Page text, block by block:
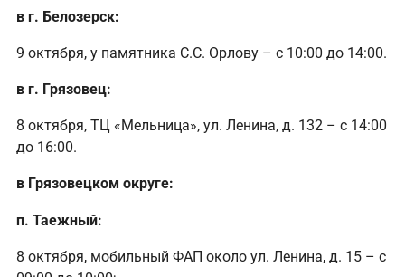
в г. Белозерск:
9 октября, у памятника С.С. Орлову – с 10:00 до 14:00.
в г. Грязовец:
8 октября, ТЦ «Мельница», ул. Ленина, д. 132 – с 14:00
до 16:00.
в Грязовецком округе:
п. Таежный:
8 октября, мобильный ФАП около ул. Ленина, д. 15 – с